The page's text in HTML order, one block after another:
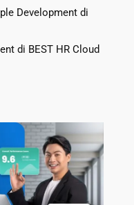
Development di
di BEST HR Cloud